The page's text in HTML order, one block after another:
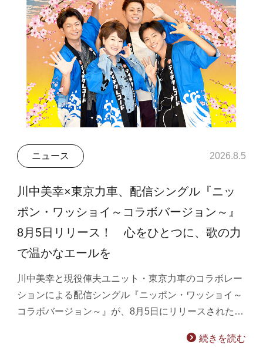
ニュース 2026.8.5
川中美幸×東京力車、配信シングル『ニッ
ポン・ワッショイ～コラボバージョン～』
8月5日リリース！ 心をひとつに、歌の力
で温かなエールを
川中美幸と現役俥夫ユニット・東京力車のコラボレー
ションによる配信シングル『ニッポン・ワッショイ～
コラボバージョン～』が、8月5日にリリースされた…
続きを読む